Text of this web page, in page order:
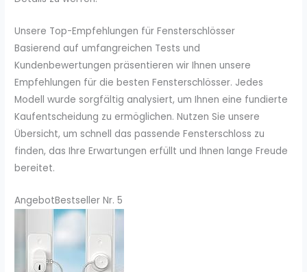
Unsere Top-Empfehlungen für Fensterschlösser
Basierend auf umfangreichen Tests und
Kundenbewertungen präsentieren wir Ihnen unsere
Empfehlungen für die besten Fensterschlösser. Jedes
Modell wurde sorgfältig analysiert, um Ihnen eine fundierte
Kaufentscheidung zu ermöglichen. Nutzen Sie unsere
Übersicht, um schnell das passende Fensterschloss zu
finden, das Ihre Erwartungen erfüllt und Ihnen lange Freude
bereitet.
AngebotBestseller Nr. 5